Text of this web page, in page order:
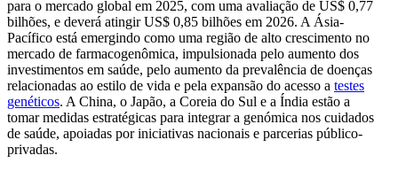
para o mercado global em 2025, com uma avaliação de US$ 0,77
bilhões, e deverá atingir US$ 0,85 bilhões em 2026. A Ásia-
Pacífico está emergindo como uma região de alto crescimento no
mercado de farmacogenômica, impulsionada pelo aumento dos
investimentos em saúde, pelo aumento da prevalência de doenças
relacionadas ao estilo de vida e pela expansão do acesso a testes
genéticos. A China, o Japão, a Coreia do Sul e a Índia estão a
tomar medidas estratégicas para integrar a genómica nos cuidados
de saúde, apoiadas por iniciativas nacionais e parcerias público-
privadas.